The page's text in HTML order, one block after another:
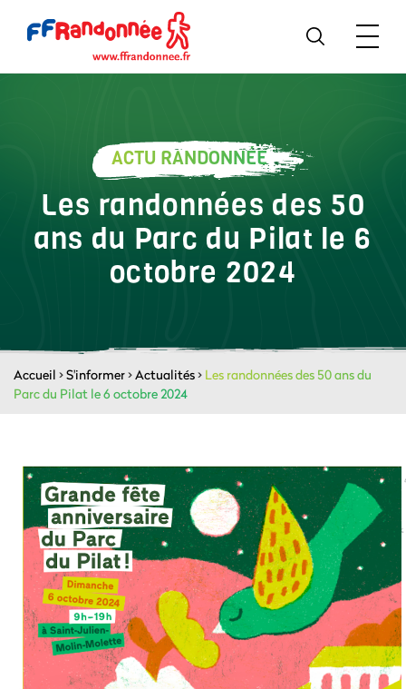
ACTU RANDONNÉE
Les randonnées des 50
ans du Parc du Pilat le 6
octobre 2024
Accueil >S'informer>Actualités> Les randonnées des 50 ans du
Parc du Pilat le 6 octobre 2024